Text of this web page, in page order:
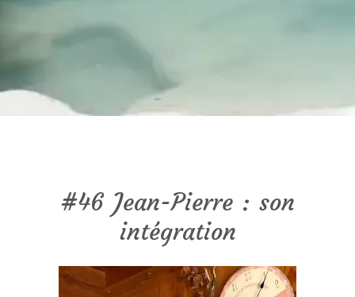
#46 Jean-Pierre : son
intégration